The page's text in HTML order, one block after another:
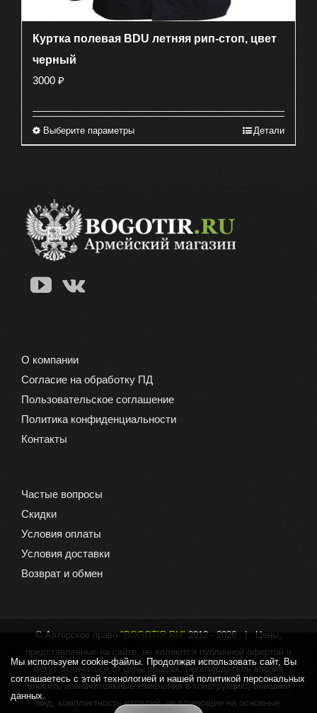
Куртка полевая BDU летняя рип-стоп, цвет
черный
3000 ₽
Выберите параметрыЭтот
Опции
можно
Детали
О компании
Согласие на обработку ПД
Пользовательское соглашение
Политика конфиденциальности
Контакты
Частые вопросы
Скидки
Условия оплаты
Условия доставки
Возврат и обмен
© Авторское право "BOGOTIR.RU" 2012 - 2026 | Цены,
представленные на сайте, не являются публичной офертой и
могут отличаться от цены продаж. Производитель вправе
вносить незначительные изменения в конструкцию, внешний
вид, комплектность изделий, не влияющие на основные
Мы используем cookie-файлы. Продолжая использовать сайт, Вы
соглашаетесь с этой технологией и нашей политикой персональных
данных.